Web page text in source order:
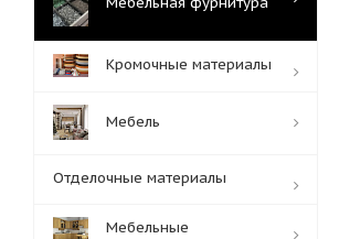
Кромочные материалы
Мебель
Отделочные материалы
Мебельные